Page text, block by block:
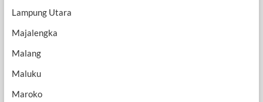
Lampung Utara
Majalengka
Malang
Maluku
Maroko